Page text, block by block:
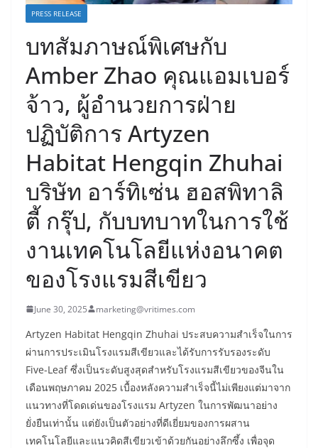
PRESS RELEASE
บทสัมภาษณ์พิเศษกับ
Amber Zhao คุณแอมเบอร์
จ้าว, ผู้อำนวยการฝ่าย
ปฏิบัติการ Artyzen
Habitat Hengqin Zhuhai
บริษัท อาร์ทิเซ่น ฮอสพิทาลิ
ตี้ กรุ๊ป, กับบทบาทในการใช้
งานเทคโนโลยีแห่งอนาคต
ของโรงแรมสีเขียว
June 30, 2025 marketing@vritimes.com
Artyzen Habitat Hengqin Zhuhai ประสบความสำเร็จในการ
ผ่านการประเมินโรงแรมสีเขียวและได้รับการรับรองระดับ
Five-Leaf ซึ่งเป็นระดับสูงสุดสำหรับโรงแรมสีเขียวของจีนใน
เดือนพฤษภาคม 2025 เบื้องหลังความสำเร็จนี้ไม่เพียงแต่มาจาก
แนวทางที่โดดเด่นของโรงแรม Artyzen ในการพัฒนาอย่าง
ยั่งยืนเท่านั้น แต่ยังเป็นตัวอย่างที่ดีเยี่ยมของการผสาน
เทคโนโลยีและแนวคิดสีเขียวเข้าด้วยกันอย่างลึกซึ้ง เพื่อจุด